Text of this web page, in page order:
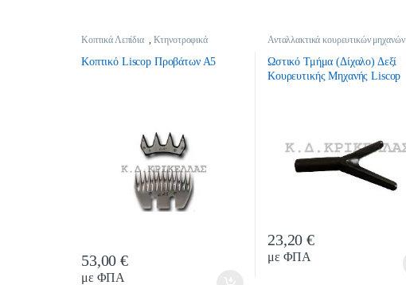
Κοπτικά Λεπίδια , Κτηνοτροφικά
Κοπτικό Liscop Προβάτων Α5
53,00€
με ΦΠΑ
Ανταλλακτικά κουρευτικών μηχανών
Ωστικό Τμήμα (Δίχαλο) Δεξί
Κουρευτικής Μηχανής Liscop
23,20€
με ΦΠΑ